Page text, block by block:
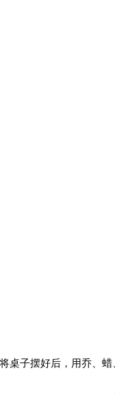
桌子摆好后，用乔、蜡